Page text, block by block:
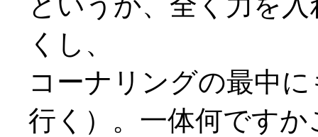
くし、
コーナリングの最中
行く）。一体何ですか